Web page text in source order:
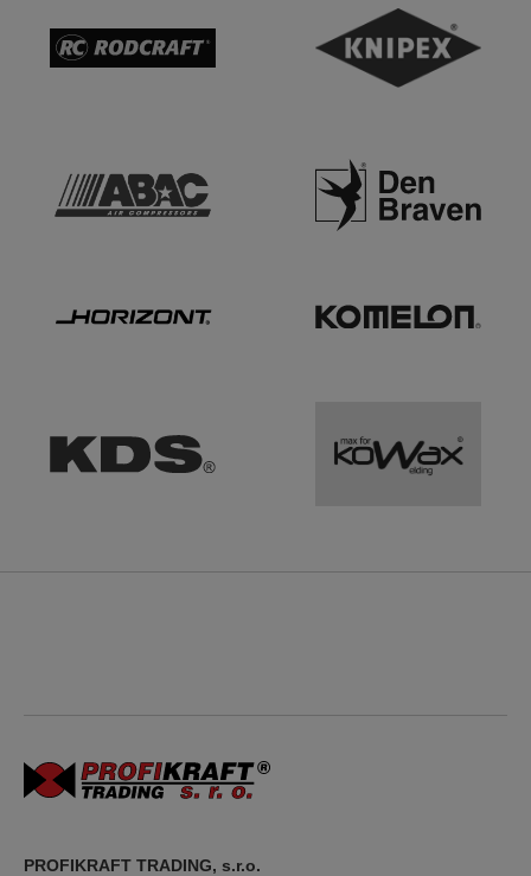
PROFIKRAFT TRADING, s.r.o.